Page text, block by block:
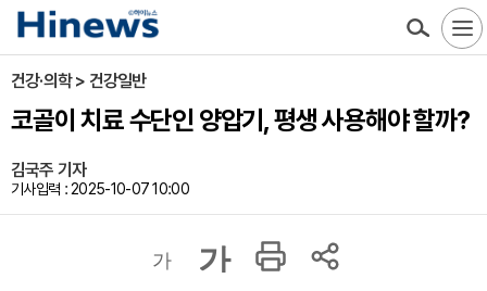
건강·의학 > 건강일반
코골이 치료 수단인 양압기, 평생 사용해야 할까?
김국주 기자
기사입력 : 2025-10-07 10:00
가 가